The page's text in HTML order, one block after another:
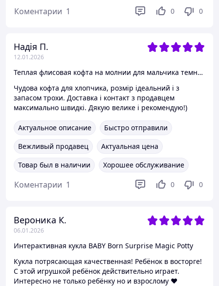
Коментарии 1 0 0
Надія П.
12.01.2026
Теплая флисовая кофта на молнии для мальчика темно-синяя Lily & Dan 128-134 см (8-10Y) 140-146, 10-12 лет
Чудова кофта для хлопчика, розмір ідеальний і з
запасом трохи. Доставка і контакт з продавцем
максимально швидкі. Дякую велике і рекомендую!)
Актуальное описание
Быстро отправили
Вежливый продавец
Актуальная цена
Товар был в наличии
Хорошее обслуживание
Коментарии 1 0 0
Вероника К.
06.01.2026
Интерактивная кукла BABY Born Surprise Magic Potty
Кукла потрясающая качественная! Ребёнок в восторге!
С этой игрушкой ребёнок действительно играет.
Интересно не только ребёнку но и взрослому ❤️